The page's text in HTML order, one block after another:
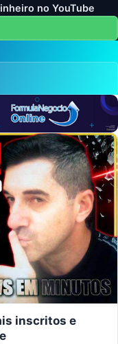
no YouTube
inscritos e